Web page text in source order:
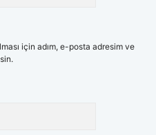
için adım, e-posta adresim ve